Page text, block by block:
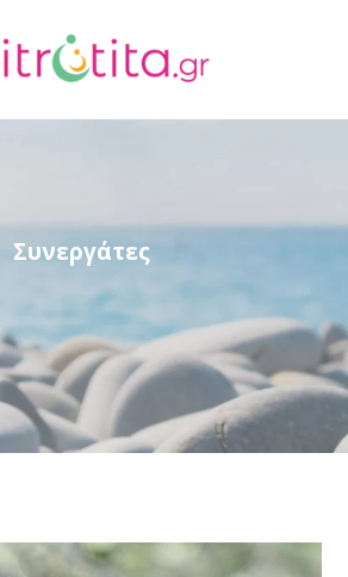
Συνεργάτες